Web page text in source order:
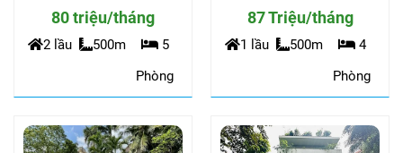
ĐƯỜNG TRẦN NÃO AN
NINH
80 triệu/tháng
2 lầu 500m
5
Phòng
NÃO COMPOUND ABC AN
NINH
87 Triệu/tháng
1 lầu 500m
4
Phòng